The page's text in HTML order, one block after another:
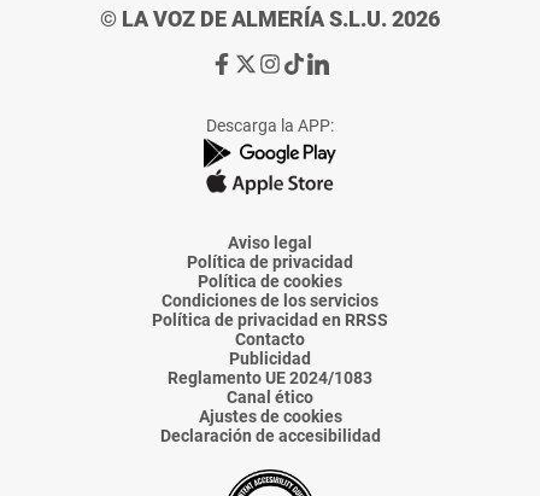
© LA VOZ DE ALMERÍA S.L.U. 2026
Ir
de
La
Voz
Almería
Ir
de
La
Voz
Almería
Ir
de
La
Voz
Almería
Ir
de
La
Voz
Almería
Ir
de
La
Voz
Descarga la APP:
Aviso legal
Política de privacidad
Política de cookies
Condiciones de los servicios
Política de privacidad en RRSS
Contacto
Publicidad
Reglamento UE 2024/1083
Canal ético
Ajustes de cookies
Declaración de accesibilidad